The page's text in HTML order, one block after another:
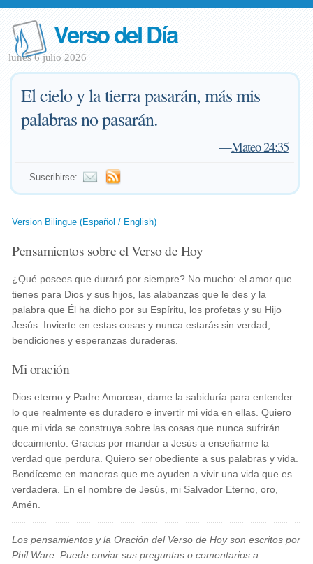
Verso del Día
lunes 6 julio 2026
El cielo y la tierra pasarán, más mis
palabras no pasarán.
—Mateo 24:35
Suscribirse:
Version Bilingue (Español / English)
Pensamientos sobre el Verso de Hoy
¿Qué posees que durará por siempre? No mucho: el amor que
tienes para Dios y sus hijos, las alabanzas que le des y la
palabra que Él ha dicho por su Espíritu, los profetas y su Hijo
Jesús. Invierte en estas cosas y nunca estarás sin verdad,
bendiciones y esperanzas duraderas.
Mi oración
Dios eterno y Padre Amoroso, dame la sabiduría para entender
lo que realmente es duradero e invertir mi vida en ellas. Quiero
que mi vida se construya sobre las cosas que nunca sufrirán
decaimiento. Gracias por mandar a Jesús a enseñarme la
verdad que perdura. Quiero ser obediente a sus palabras y vida.
Bendíceme en maneras que me ayuden a vivir una vida que es
verdadera. En el nombre de Jesús, mi Salvador Eterno, oro,
Amén.
Los pensamientos y la Oración del Verso de Hoy son escritos por
Phil Ware. Puede enviar sus preguntas o comentarios a